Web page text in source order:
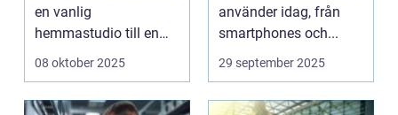
en vanlig
hemmastudio till en
kreativ och interaktiv...
08 oktober 2025
använder idag, från
smartphones och...
29 september 2025